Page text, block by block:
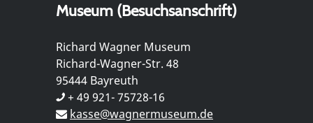
Museum (Besuchsanschrift)
Richard Wagner Museum
Richard-Wagner-Str. 48
95444 Bayreuth
+ 49 921- 75728-16
kasse@wagnermuseum.de